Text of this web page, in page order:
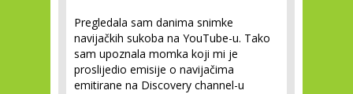
Pregledala sam danima snimke
navijačkih sukoba na YouTube-u. Tako
sam upoznala momka koji mi je
proslijedio emisije o navijačima
emitirane na Discovery channel-u